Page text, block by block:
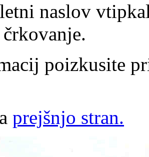
naslov
poizkusite
prejšnjo stran.